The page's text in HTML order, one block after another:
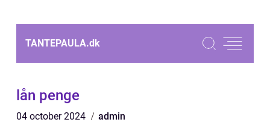
TANTEPAULA.dk
lån penge
04 october 2024 admin